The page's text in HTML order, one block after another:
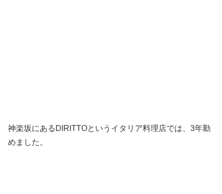
神楽坂にあるDIRITTOというイタリア料理店では、3年勤
めました。